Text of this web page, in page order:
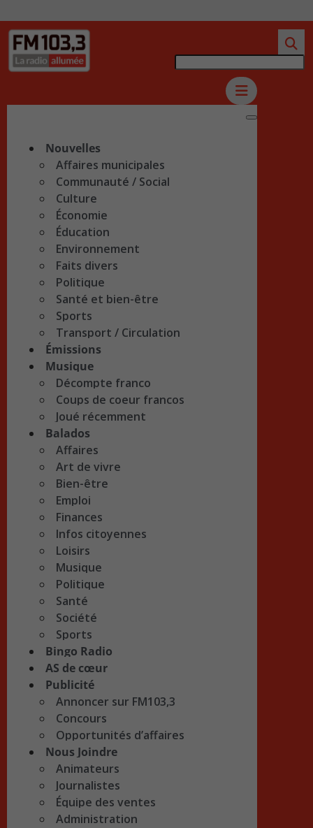
Nouvelles
Affaires municipales
Communauté / Social
Culture
Économie
Éducation
Environnement
Faits divers
Politique
Santé et bien-être
Sports
Transport / Circulation
Émissions
Musique
Décompte franco
Coups de coeur francos
Joué récemment
Balados
Affaires
Art de vivre
Bien-être
Emploi
Finances
Infos citoyennes
Loisirs
Musique
Politique
Santé
Société
Sports
Bingo Radio
AS de cœur
Publicité
Annoncer sur FM103,3
Concours
Opportunités d’affaires
Nous Joindre
Animateurs
Journalistes
Équipe des ventes
Administration